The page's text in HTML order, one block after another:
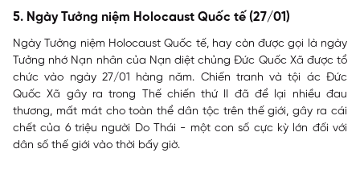
5. Ngày Tưởng niệm Holocaust Quốc tế (27/01)
Ngày Tưởng niệm Holocaust Quốc tế, hay còn được gọi là ngày
Tưởng nhớ Nạn nhân của Nạn diệt chủng Đức Quốc Xã được tổ
chức vào ngày 27/01 hàng năm. Chiến tranh và tội ác Đức
Quốc Xã gây ra trong Thế chiến thứ II đã để lại nhiều đau
thương, mất mát cho toàn thể dân tộc trên thế giới, gây ra cái
chết của 6 triệu người Do Thái - một con số cực kỳ lớn đối với
dân số thế giới vào thời bấy giờ.